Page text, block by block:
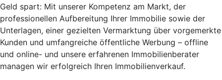
Geld spart: Mit unserer Kompetenz am Markt, der
professionellen Aufbereitung Ihrer Immobilie sowie der
Unterlagen, einer gezielten Vermarktung über vorgemerkte
Kunden und umfangreiche öffentliche Werbung – offline
und online- und unsere erfahrenen Immobilienberater
managen wir erfolgreich Ihren Immobilienverkauf.